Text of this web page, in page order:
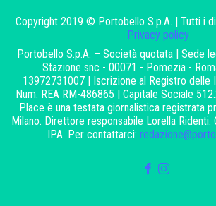
Copyright 2019 © Portobello S.p.A. | Tutti i
Privacy policy
Portobello S.p.A. – Società quotata | Sede
Stazione snc - 00071 - Pomezia -
13972731007 | Iscrizione al Registro delle
Num. REA RM-486865 | Capitale Sociale
Place è una testata giornalistica registrata
Milano. Direttore responsabile Lorella
IPA. Per contattarci: